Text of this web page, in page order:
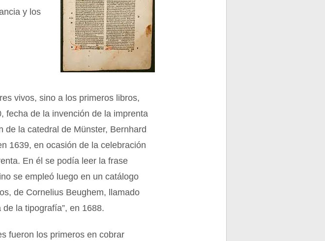
y los
vivos, sino a los primeros libros,
fecha de la invención de la imprenta
de la catedral de Münster, Bernhard
1639, en ocasión de la celebración
En él se podía leer la frase
se empleó luego en un catálogo
de Cornelius Beughem, llamado
de la tipografía”, en 1688.
fueron los primeros en cobrar